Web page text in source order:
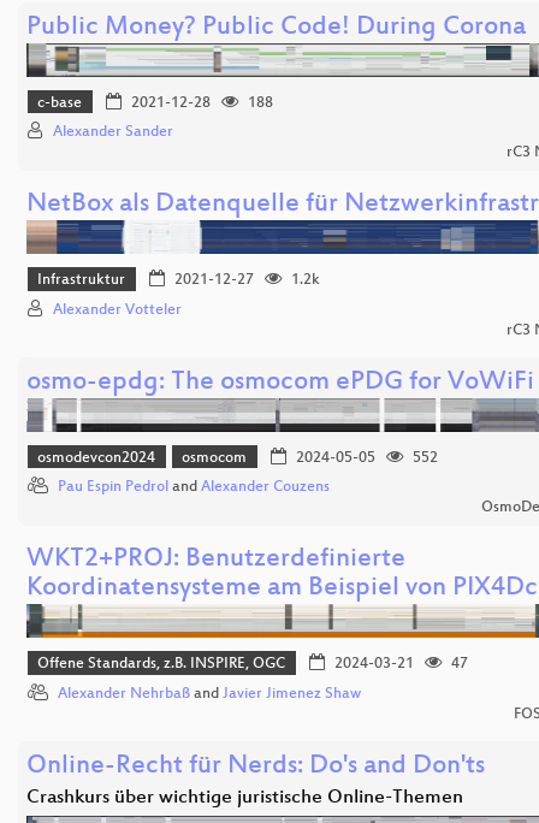
Public Money? Public Code! During Corona
c-base 2021-12-28
188
Alexander Sander
rC3
NetBox als Datenquelle für
Infrastruktur 2021-12-27
1.2k
Alexander Votteler
rC3
osmo-epdg: The osmocom ePDG for VoWiFi
osmodevcon2024 osmocom 2024-05-05
552
Pau Espin Pedrol and Alexander Couzens
WKT2+PROJ: Benutzerdefinierte
Koordinatensysteme am Beispiel von
Offene Standards, z.B. INSPIRE, OGC 2024-03-21
47
Alexander Nehrbaß and Javier Jimenez Shaw
Online-Recht für Nerds: Do's and Don'ts
Crashkurs über wichtige juristische Online-Themen